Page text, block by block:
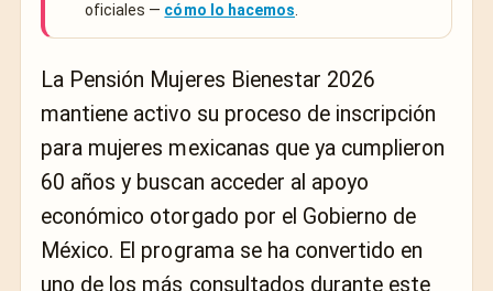
oficiales — cómo lo hacemos
La Pensión Mujeres Bienestar 2026
mantiene activo su proceso de inscripción
para mujeres mexicanas que ya cumplieron
60 años y buscan acceder al apoyo
económico otorgado por el Gobierno de
México. El programa se ha convertido en
uno de los más consultados durante este